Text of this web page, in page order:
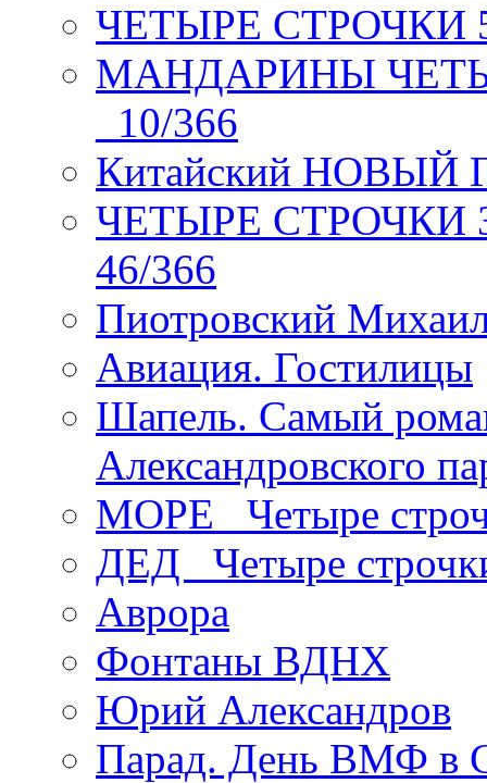
ЧЕТЫРЕ СТРОЧКИ 5
МАНДАРИНЫ
_10/366
Китайский НОВЫЙ
ЧЕТЫРЕ СТРОЧКИ
46/366
Пиотровский
Авиация. Гостилицы
Шапель. Самый
Александровского
МОРЕ _Четыре
ДЕД _Четыре
Аврора
Фонтаны ВДНХ
Юрий Александров
Парад. День ВМФ в